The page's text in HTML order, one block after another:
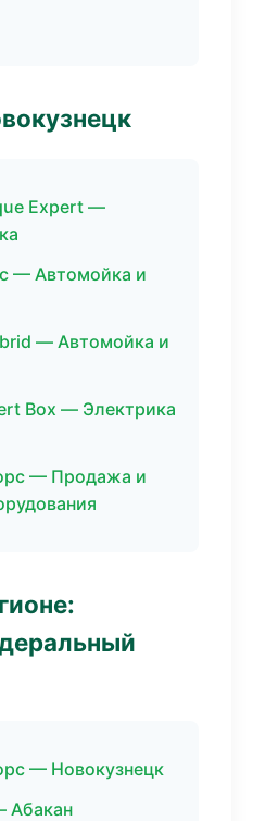
Expert —
— Автомойка и
— Автомойка и
Box — Электрика
— Продажа и
— Новокузнецк
Абакан